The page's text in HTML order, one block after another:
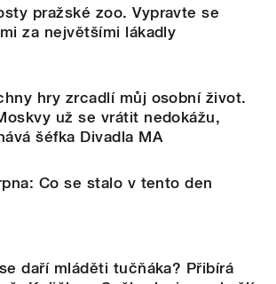
pražské zoo. Vypravte se
za největšími lákadly
hry zrcadlí můj osobní život.
už se vrátit nedokážu,
šéfka Divadla MA
Co se stalo v tento den
daří mláděti tučňáka? Přibírá